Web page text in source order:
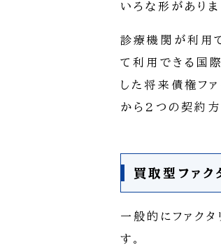
いろな形がありま
診療機関が利用
て利用できる国
した将来債権フ
から2つの契約方
買取型ファク
一般的にファク
す。